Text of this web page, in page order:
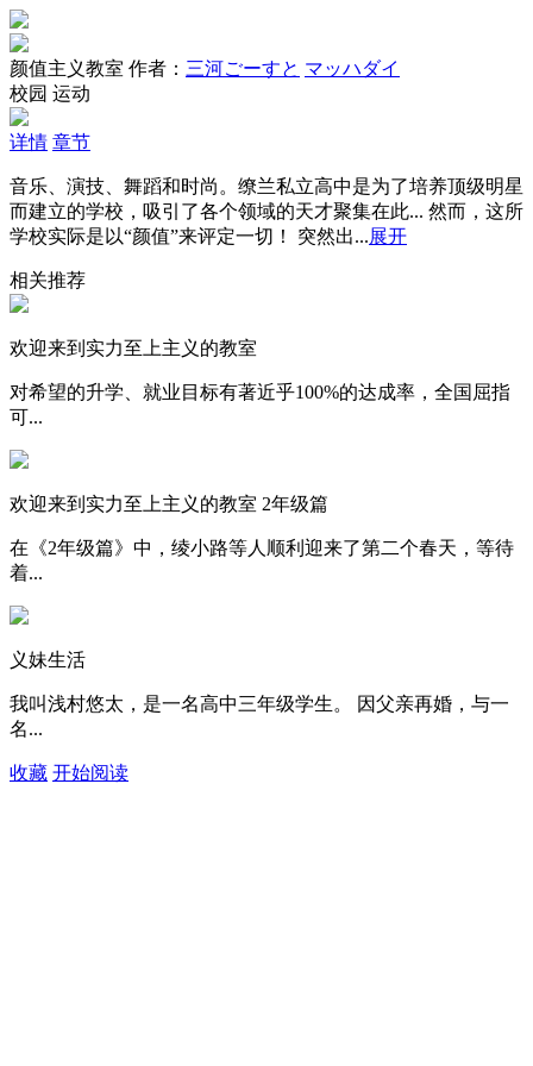
颜值主义教室 作者： 三河ごーすと マッハダイ
校园 运动
详情 章节
音乐、演技、舞蹈和时尚。缭兰私立高中是为了培养顶级明星
而建立的学校，吸引了各个领域的天才聚集在此... 然而，这所
学校实际是以“颜值”来评定一切！ 突然出...展开
相关推荐
欢迎来到实力至上主义的教室
对希望的升学、就业目标有著近乎100%的达成率，全国屈指
可...
欢迎来到实力至上主义的教室 2年级篇
在《2年级篇》中，绫小路等人顺利迎来了第二个春天，等待
着...
义妹生活
我叫浅村悠太，是一名高中三年级学生。 因父亲再婚，与一
名...
收藏 开始阅读